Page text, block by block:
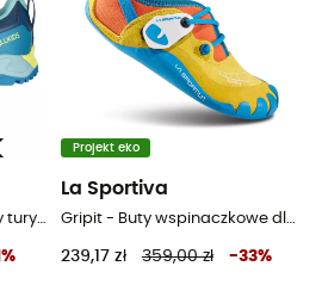
Sandefjord Hiker XT - Buty turystyczne dla dzieci
%
Projekt eko
La Sportiva
Gripit - Buty wspinaczkowe dla dzieci
239,17 zł 359,00 zł -33%